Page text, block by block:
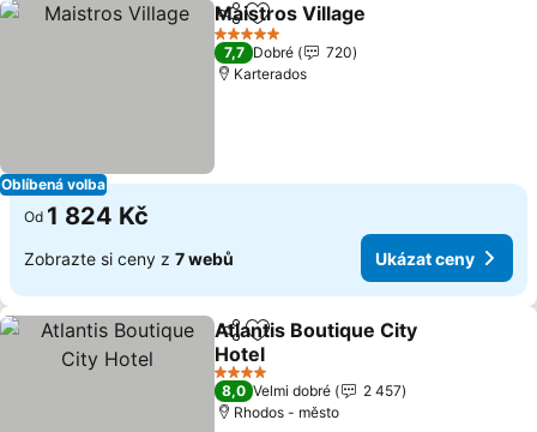
Oblíbená volba
SdíletPřidat na seznam oblíbených
Maistros Village
5 Počet hvězdiček
7,7 Dobré
720
Karterados
Od 1 824 Kč
Zobrazte si ceny z 7 webů Ukázat ceny
SdíletPřidat na seznam oblíbených
Atlantis Boutique City
Hotel
4 Počet hvězdiček
8,0 Velmi dobré
2 457
Rhodos - město